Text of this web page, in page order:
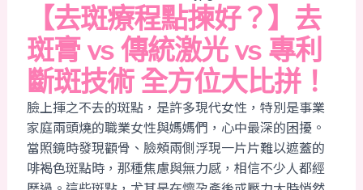
【去斑療程點揀好？】去
斑膏 vs 傳統激光 vs 專利
斷斑技術 全方位大比拼！
臉上揮之不去的斑點，是許多現代女性，特別是事業
家庭兩頭燒的職業女性與媽媽們，心中最深的困擾。
當照鏡時發現顴骨、臉頰兩側浮現一片片難以遮蓋的
啡褐色斑點時，那種焦慮與無力感，相信不少人都經